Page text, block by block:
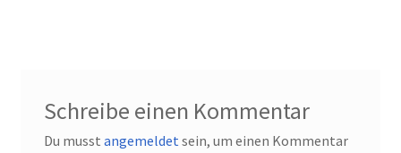
Schreibe einen Kommentar
Du musst angemeldetsein, um einen Kommentar